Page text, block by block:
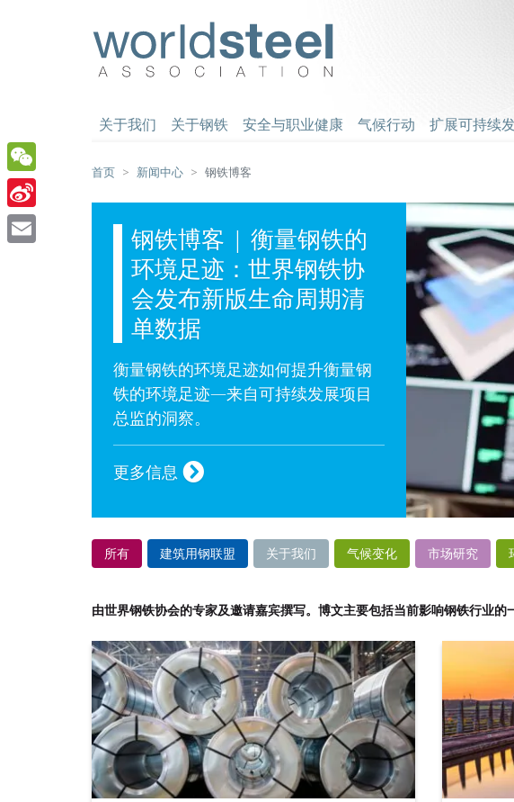
关于我们 关于钢铁 安全与职业健康 气候行动 扩展可持续
首页 新闻中心 钢铁博客
钢铁博客 | 衡量钢铁的
环境足迹：世界钢铁协
会发布新版生命周期清
单数据
衡量钢铁的环境足迹如何提升衡量钢
铁的环境足迹—来自可持续发展项目
总监的洞察。
更多信息
所有 建筑用钢联盟 关于我们 气候变化 市场研究
由世界钢铁协会的专家及邀请嘉宾撰写。博文主要包括当前影响钢铁行业
WeChat
Sina